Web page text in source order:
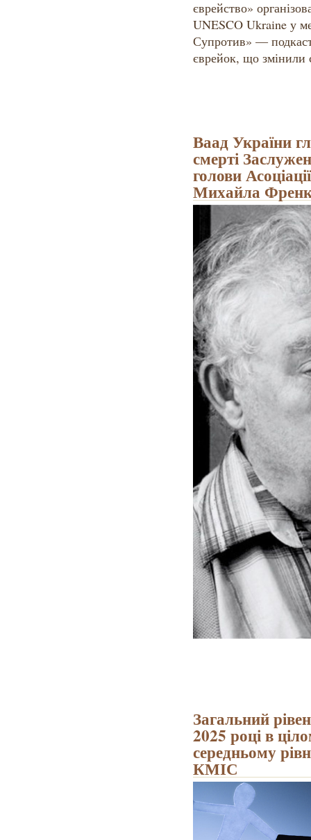
єврейство»
UNESCO Ukraine у
Супротив» —
єврейок, що змінили
Ваад України
смерті
голови
Михайла
Загальний
2025 році в
середньому
КМІС